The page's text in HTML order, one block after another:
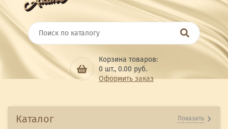
Корзина товаров:
0 шт., 0.00 руб.
Оформить заказ
Каталог Показать